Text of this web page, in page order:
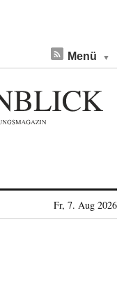
Menü
Fr, 7. Aug 2026